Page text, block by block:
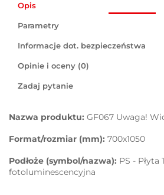
Opis
Parametry
Informacje dot. bezpieczeństwa
Opinie i oceny (0)
Zadaj pytanie
Nazwa produktu: GF067 Uwaga!
Format/rozmiar (mm): 700x1050
Podłoże (symbol/nazwa): PS - Płyta
fotoluminescencyjna